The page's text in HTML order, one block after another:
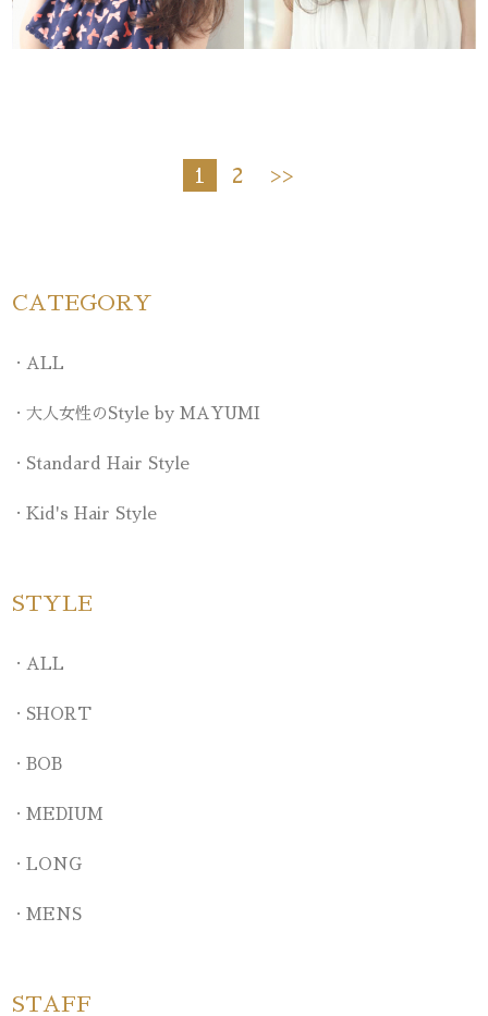
1 2 >>
CATEGORY
ALL
大人女性のStyle by MAYUMI
Standard Hair Style
Kid's Hair Style
STYLE
ALL
SHORT
BOB
MEDIUM
LONG
MENS
STAFF